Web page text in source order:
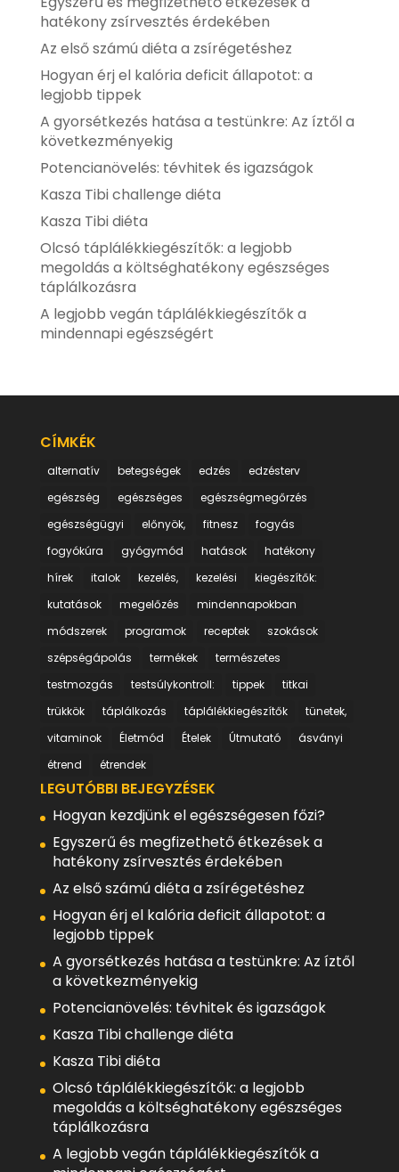
hatékony zsírvesztés érdekében
Az első számú diéta a zsírégetéshez
Hogyan érj el kalória deficit állapotot: a
legjobb tippek
A gyorsétkezés hatása a testünkre: Az íztől a
következményekig
Potencianövelés: tévhitek és igazságok
Kasza Tibi challenge diéta
Kasza Tibi diéta
Olcsó táplálékkiegészítők: a legjobb
megoldás a költséghatékony egészséges
táplálkozásra
A legjobb vegán táplálékkiegészítők a
mindennapi egészségért
CÍMKÉK
alternatív betegségek edzés
edzésterv
egészség
egészséges
egészségmegőrzés
egészségügyi
előnyök, fitnesz
fogyás
fogyókúra
gyógymód hatások
hatékony
hírek
italok kezelés, kezelési
kiegészítők:
kutatások
megelőzés
mindennapokban
módszerek
programok receptek
szokások
szépségápolás
termékek
természetes
testmozgás
testsúlykontroll: tippek
titkai
trükkök
táplálkozás táplálékkiegészítők
tünetek,
vitaminok
Életmód Ételek Útmutató
ásványi
étrend
étrendek
LEGUTÓBBI BEJEGYZÉSEK
Hogyan kezdjünk el egészségesen főzi?
Egyszerű és megfizethető étkezések a
hatékony zsírvesztés érdekében
Az első számú diéta a zsírégetéshez
Hogyan érj el kalória deficit állapotot: a
legjobb tippek
A gyorsétkezés hatása a testünkre: Az íztől
a következményekig
Potencianövelés: tévhitek és igazságok
Kasza Tibi challenge diéta
Kasza Tibi diéta
Olcsó táplálékkiegészítők: a legjobb
megoldás a költséghatékony egészséges
táplálkozásra
A legjobb vegán táplálékkiegészítők a